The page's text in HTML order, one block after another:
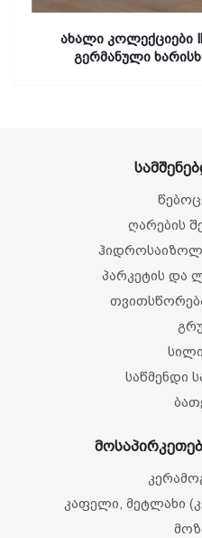
ახალი კოლექციები
გერმანული
ღარების
პარკეტის და
საწმენდი
კაფელი, მეტლახი